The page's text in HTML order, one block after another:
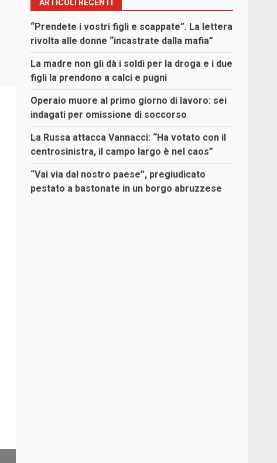
ARTICOLI RECENTI
“Prendete i vostri figli e scappate”. La lettera
rivolta alle donne “incastrate dalla mafia”
La madre non gli dà i soldi per la droga e i due
figli la prendono a calci e pugni
Operaio muore al primo giorno di lavoro: sei
indagati per omissione di soccorso
La Russa attacca Vannacci: “Ha votato con il
centrosinistra, il campo largo è nel caos”
“Vai via dal nostro paese”, pregiudicato
pestato a bastonate in un borgo abruzzese